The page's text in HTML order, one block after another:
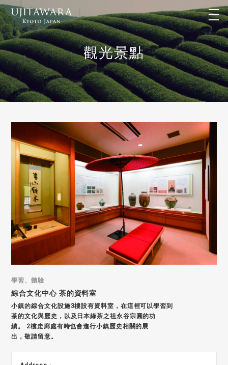
t
o
g
l
e
n
a
v
i
g
a
t
觀光景點
學習、體驗
綜合文化中心 茶的資料室
小鎮的綜合文化設施3樓設有資料室，在這裡可以學習到
茶的文化與歷史，以及日本綠茶之祖永谷宗圓的功
績。 2樓走廊處有時也會進行小鎮歷史相關的展
出，敬請留意。